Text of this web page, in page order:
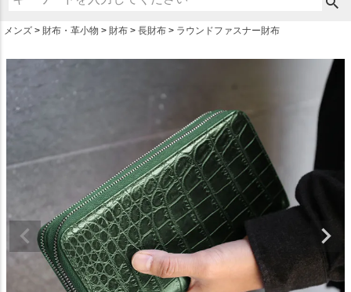
メンズ 財布・革小物 財布 長財布 ラウンドファスナー財布